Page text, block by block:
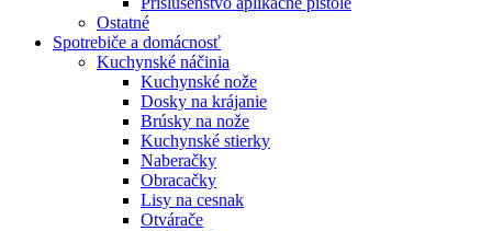
Ostatné
Spotrebiče a domácnosť
Kuchynské náčinia
Kuchynské nože
Dosky na krájanie
Brúsky na nože
Kuchynské stierky
Naberačky
Obracačky
Lisy na cesnak
Otvárače